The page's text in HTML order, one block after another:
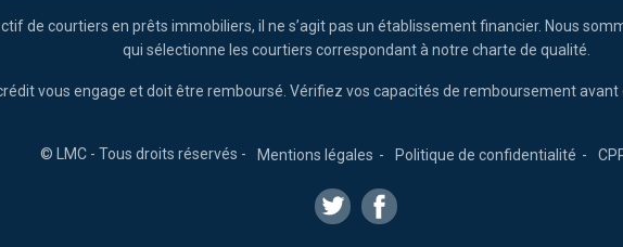
de courtiers en prêts immobiliers, il ne s’agit pas un établissement financier. Nous
qui sélectionne les courtiers correspondant à notre charte de qualité.
vous engage et doit être remboursé. Vérifiez vos capacités de remboursement avant
© LMC - Tous droits réservés - Mentions légales Politique de confidentialité